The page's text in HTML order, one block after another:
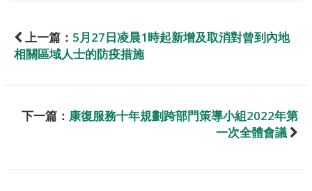
上一篇： 5月27日凌晨1時起新增及取消對曾到內地
相關區域人士的防疫措施
下一篇： 康復服務十年規劃跨部門策導小組2022年第
一次全體會議